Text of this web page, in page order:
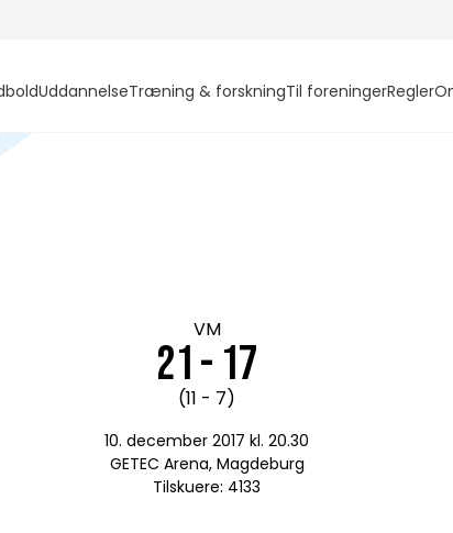
UddannelseTræning & forskningTil foreningerRegler
VM
21 - 17
(11 - 7)
10. december 2017 kl. 20.30
GETEC Arena, Magdeburg
Tilskuere: 4133